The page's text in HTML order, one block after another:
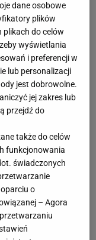
będziesz mieć
WIEDZY
dane osobowe
plików
plikach do celów
wyświetlania
i preferencji w
lub personalizacji
jest dobrowolne.
jej zakres lub
przejdź do
także do celów
funkcjonowania
świadczonych
o
– Agora